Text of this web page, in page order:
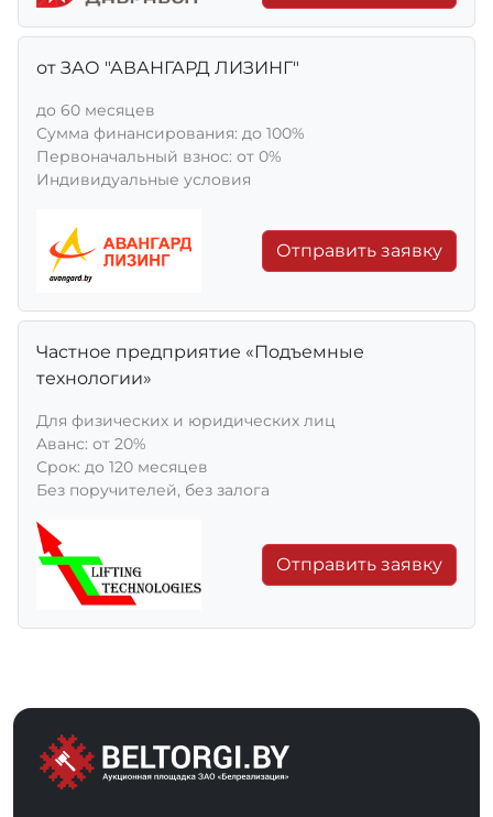
от ЗАО "АВАНГАРД ЛИЗИНГ"
до 60 месяцев
Сумма финансирования: до 100%
Первоначальный взнос: от 0%
Индивидуальные условия
Отправить заявку
Частное предприятие «Подъемные
технологии»
Для физических и юридических лиц
Aванс: от 20%
Срок: до 120 месяцев
Без поручителей, без залога
Отправить заявку